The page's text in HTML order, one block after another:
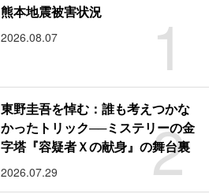
1
熊本地震被害状況
2026.08.07
2
東野圭吾を悼む：誰も考えつかな
かったトリック──ミステリーの金
字塔『容疑者Ｘの献身』の舞台裏
2026.07.29